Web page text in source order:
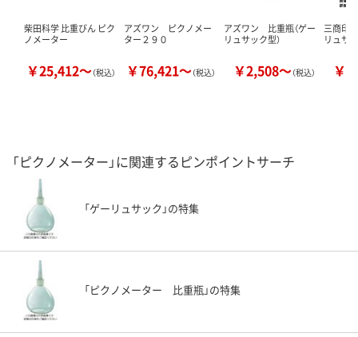
柴田科学 比重びん ピク
ノメーター
￥25,412～（税込）
アズワン ピクノメー
ター２９０
￥76,421～（税込）
アズワン 比重瓶（ゲー
リュサック型）
￥2,508～（税込）
三商印
リュサ
￥
「ピクノメーター」に関連するピンポイントサーチ
「ゲーリュサック」の特集
「ピクノメーター 比重瓶」の特集